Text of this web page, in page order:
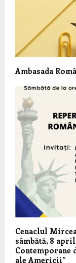
Ambasada
Cenaclul
sâmbătă, 8
Contemporane
ale Americii”